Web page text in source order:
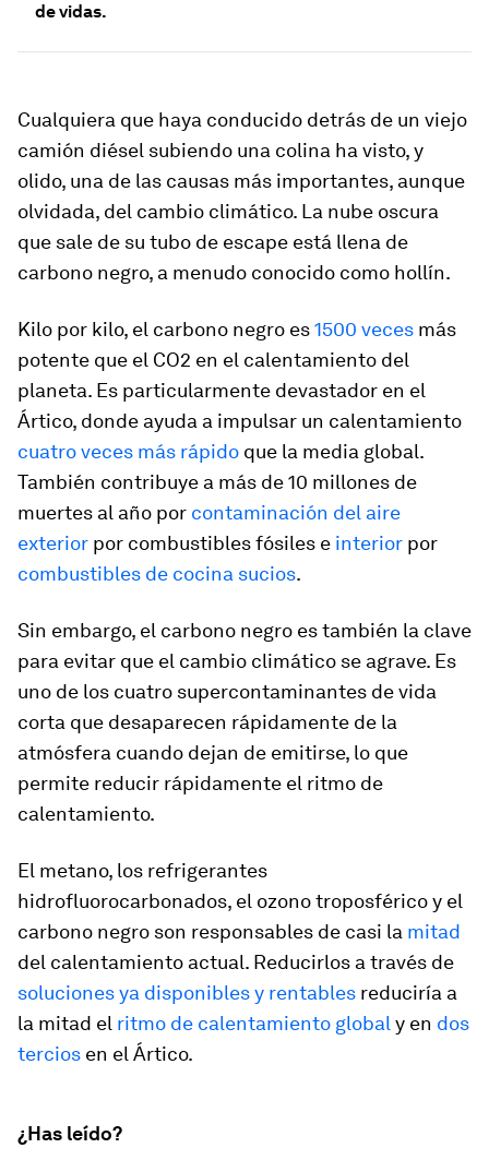
de vidas.
Cualquiera que haya conducido detrás de un viejo
camión diésel subiendo una colina ha visto, y
olido, una de las causas más importantes, aunque
olvidada, del cambio climático. La nube oscura
que sale de su tubo de escape está llena de
carbono negro, a menudo conocido como hollín.
Kilo por kilo, el carbono negro es1500 veces más
potente que el CO2 en el calentamiento del
planeta. Es particularmente devastador en el
Ártico, donde ayuda a impulsar un calentamiento
cuatro veces más rápido que la media global.
También contribuye a más de 10 millones de
muertes al año por contaminación del aire
exterior por combustibles fósiles e interior por
combustibles de cocina sucios.
Sin embargo, el carbono negro es también la clave
para evitar que el cambio climático se agrave. Es
uno de los cuatro supercontaminantes de vida
corta que desaparecen rápidamente de la
atmósfera cuando dejan de emitirse, lo que
permite reducir rápidamente el ritmo de
calentamiento.
El metano, los refrigerantes
hidrofluorocarbonados, el ozono troposférico y el
carbono negro son responsables de casi la mitad
del calentamiento actual. Reducirlos a través de
soluciones ya disponibles y rentables reduciría a
la mitad el ritmo de calentamiento global y en dos
tercios en el Ártico.
¿Has leído?